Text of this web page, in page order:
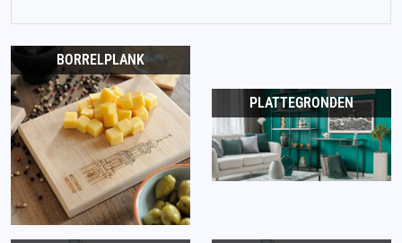
BORRELPLANK
PLATTEGRONDEN